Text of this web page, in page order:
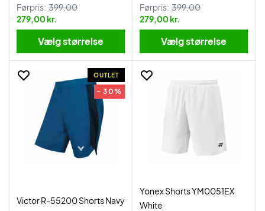
Førpris: 399,00
279,00 kr.
Vælg størrelse
Førpris: 399,00
279,00 kr.
Vælg størrelse
OUTLET
- 30%
Victor R-55200 Shorts Navy
Yonex Shorts YM0051EX
White